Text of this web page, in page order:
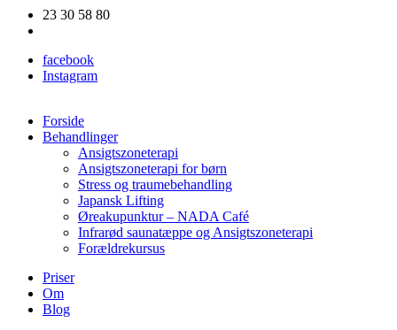
Videre 23 30 58 80
facebook
Instagram
Forside
Behandlinger
Ansigtszoneterapi
Ansigtszoneterapi for børn
Stress og traumebehandling
Japansk Lifting
Øreakupunktur – NADA Café
Infrarød saunatæppe og Ansigtszoneterapi
Forældrekursus
Priser
Om
Blog